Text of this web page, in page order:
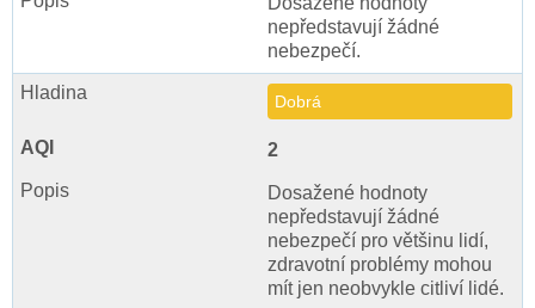
nepředstavují žádné
nebezpečí.
Dobrá
2
Dosažené hodnoty
nepředstavují žádné
nebezpečí pro většinu lidí,
zdravotní problémy mohou
mít jen neobvykle citliví lidé.